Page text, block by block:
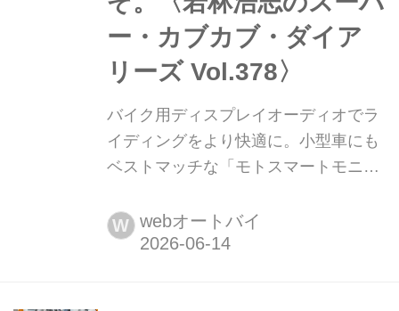
ー・カブカブ・ダイア
リーズ Vol.378〉
バイク用ディスプレイオーディオでラ
イディングをより快適に。小型車にも
ベストマッチな「モトスマートモニタ
のスーパー・カブカブ・ダイアリーズ
Vol.378〉 クルマ業界では新車の純正
W webオートバイ